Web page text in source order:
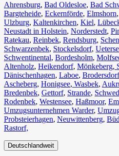
Ahrensburg, Bad Oldesloe, Bad
Bargteheide, Eckernförde, Elmshorn,
Ulzburg, Kaltenkirchen, Kiel,
Neustadt in Holstein, Norderstedt,
Ratekau, Reinbek, Rendsburg,
Schwarzenbek, Stockelsdorf,
Schwentinental, Bordesholm,
Altenholz, Heikendorf, Mönkeberg,
Dänischenhagen, Laboe, Brodersdorf
Ascheberg, Honigsee, Wasbek,
Bredenbek, Gettorf, Strande,
Rodenbek, Westensee, Haßmoor,
Umzugsunternehmen Warder,
Probsteierhagen, Neuwittenberg,
Rastorf,
Deutschlandweit